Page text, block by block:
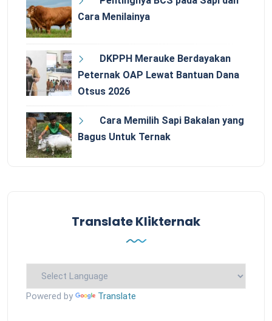
Cara Menilainya
DKPPH Merauke Berdayakan
Peternak OAP Lewat Bantuan Dana
Otsus 2026
Cara Memilih Sapi Bakalan yang
Bagus Untuk Ternak
Translate Klikternak
Powered by Translate